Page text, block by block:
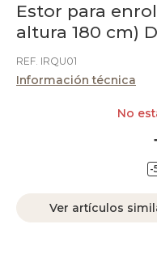
Estor para
altura 180 cm)
REF. IRQU01
Información técnica
-
Ver artículos